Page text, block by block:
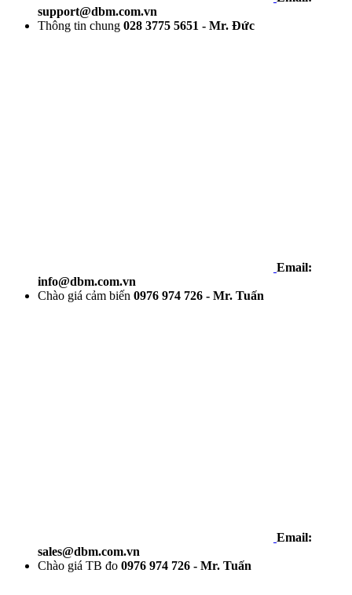
support@dbm.com.vn
Thông tin chung 028 3775 5651 - Mr. Đức
Email:
info@dbm.com.vn
Chào giá cảm biến 0976 974 726 - Mr. Tuấn
Email:
sales@dbm.com.vn
Chào giá TB đo 0976 974 726 - Mr. Tuấn